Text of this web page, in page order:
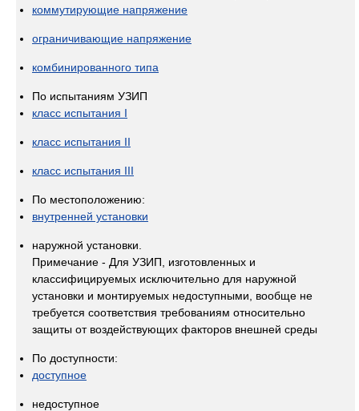
коммутирующие напряжение
ограничивающие напряжение
комбинированного типа
По испытаниям УЗИП
класс испытания I
класс испытания II
класс испытания III
По местоположению:
внутренней установки
наружной установки.
Примечание - Для УЗИП, изготовленных и
классифицируемых исключительно для наружной
установки и монтируемых недоступными, вообще не
требуется соответствия требованиям относительно
защиты от воздействующих факторов внешней среды
По доступности:
доступное
недоступное